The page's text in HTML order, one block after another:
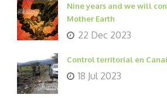
Nine years and we will
Mother Earth
22 Dec 2023
Control territorial en
18 Jul 2023